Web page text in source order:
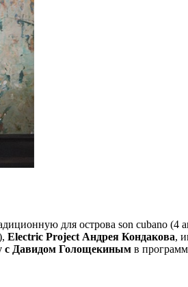
для острова son cubano (4
Electric Project Андрея Кондакова,
с Давидом Голощекиным в